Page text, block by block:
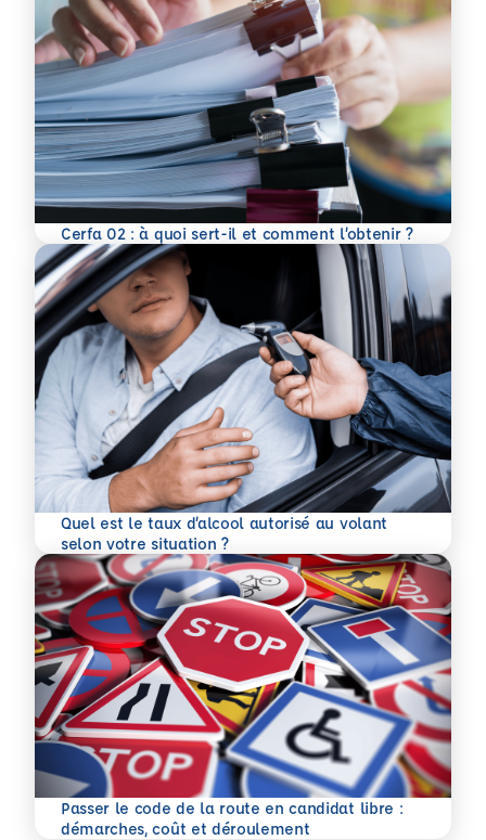
Cerfa 02 : à quoi sert-il et comment l’obtenir ?
En savoir plus
Quel est le taux d’alcool autorisé au volant
selon votre situation ?
En savoir plus
Passer le code de la route en candidat libre :
démarches, coût et déroulement
En savoir plus